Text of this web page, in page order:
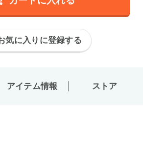
気に入りに登録する
アイテム情報 ストア